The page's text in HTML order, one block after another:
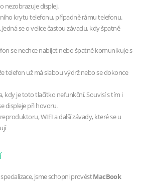
nezobrazuje displej.
krytu telefonu, případně rámu telefonu.
se o velice častou závadu, kdy špatně
se nechce nabíjet nebo špatně komunikuje s
telefon už má slabou výdrž nebo se dokonce
kdy je toto tlačítko nefunkční. Souvisí s tím i
displeje při hovoru.
WIFI a další závady, které se u
jsme schopni provéstMacBook